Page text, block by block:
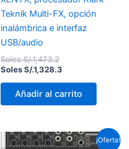
Teknik Multi-FX, opción
inalámbrica e interfaz
USB/audio
Soles S/.1,473.2
Soles S/.1,328.3
Añadir al carrito
¡Oferta!
El
precio
El